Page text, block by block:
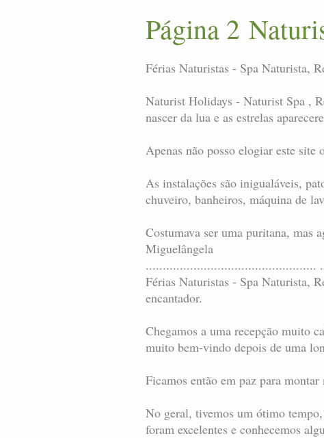
Página 2
Férias Naturistas - Spa Naturista,
Naturist Holidays - Naturist Spa ,
nascer da lua e as estrelas
Apenas não posso elogiar este site
As instalações são inigualáveis,
chuveiro, banheiros, máquina de
Costumava ser uma puritana, mas
Miguelângela
..................................................
Férias Naturistas - Spa Naturista,
encantador.
Chegamos a uma recepção muito
muito bem-vindo depois de uma
Ficamos então em paz para montar
No geral, tivemos um ótimo
foram excelentes e conhecemos